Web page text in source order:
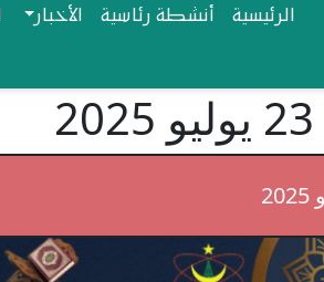
Navigationالرئيسية أنشطة رئاسية الأخبار